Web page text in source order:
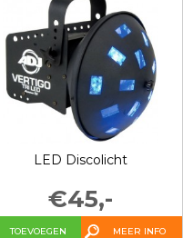
LED Discolicht
€45,-
TOEVOEGEN MEER INFO